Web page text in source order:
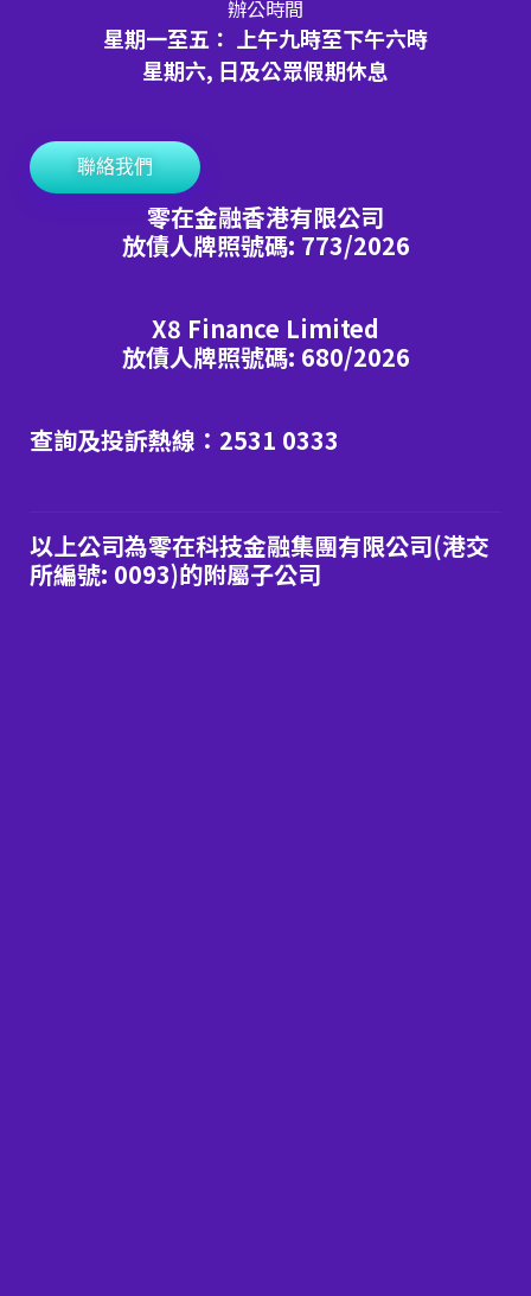
辦公時間
星期一至五： 上午九時至下午六時
星期六, 日及公眾假期休息
聯絡我們
零在金融香港有限公司
放債人牌照號碼: 773/2026
X8 Finance Limited
放債人牌照號碼: 680/2026
查詢及投訴熱線：2531 0333
以上公司為零在科技金融集團有限公司(港交
所編號: 0093)的附屬子公司